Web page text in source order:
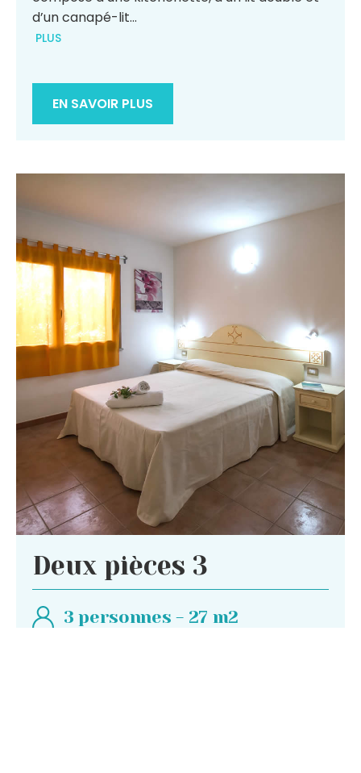
d’un canapé-lit...
PLUS
EN SAVOIR PLUS
Deux pièces 3
3 personnes - 27 m2